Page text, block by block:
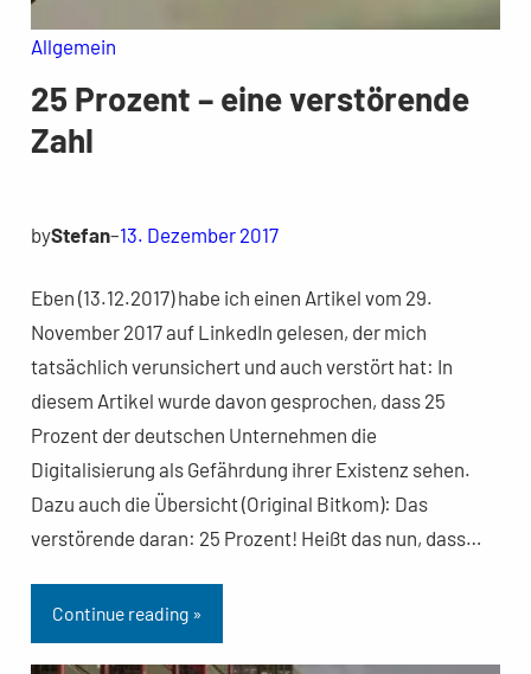
Allgemein
25 Prozent – eine verstörende
Zahl
byStefan–13. Dezember 2017
Eben (13.12.2017) habe ich einen Artikel vom 29.
November 2017 auf LinkedIn gelesen, der mich
tatsächlich verunsichert und auch verstört hat: In
diesem Artikel wurde davon gesprochen, dass 25
Prozent der deutschen Unternehmen die
Digitalisierung als Gefährdung ihrer Existenz sehen.
Dazu auch die Übersicht (Original Bitkom): Das
verstörende daran: 25 Prozent! Heißt das nun, dass…
Continue reading »